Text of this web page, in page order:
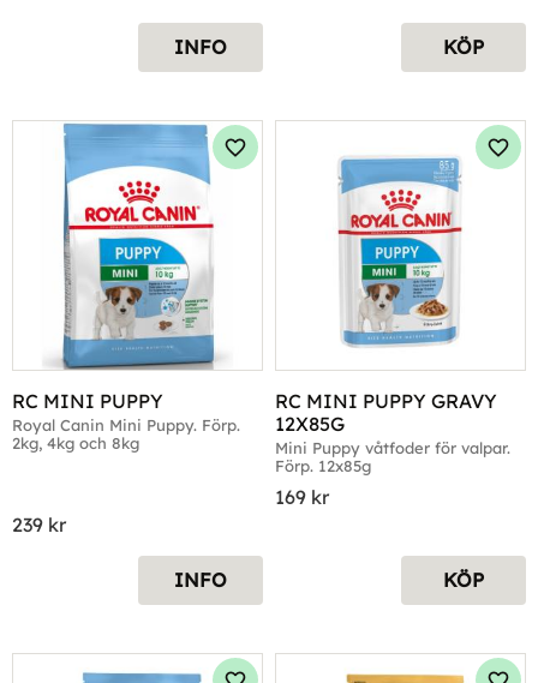
INFO KÖP
RC MINI PUPPY
Royal Canin Mini Puppy. Förp.
2kg, 4kg och 8kg
239 kr
Lägg till i favoriter
INFO
RC MINI PUPPY GRAVY
12X85G
Mini Puppy våtfoder för valpar.
Förp. 12x85g
169 kr
KÖP